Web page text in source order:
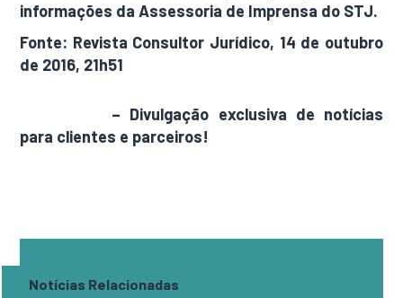
informações da Assessoria de Imprensa do STJ.
Fonte: Revista Consultor Jurídico, 14 de outubro
de 2016, 21h51
– Divulgação exclusiva de notícias
para clientes e parceiros!
Notícias Relacionadas